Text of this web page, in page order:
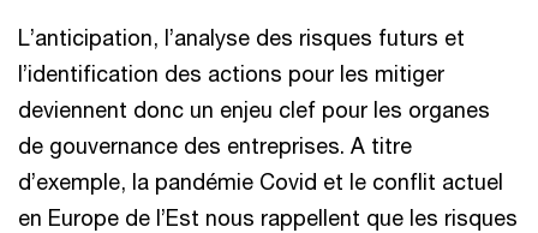
L’anticipation, l’analyse des risques futurs et
l’identification des actions pour les mitiger
deviennent donc un enjeu clef pour les organes
de gouvernance des entreprises. A titre
d’exemple, la pandémie Covid et le conflit actuel
en Europe de l’Est nous rappellent que les risques